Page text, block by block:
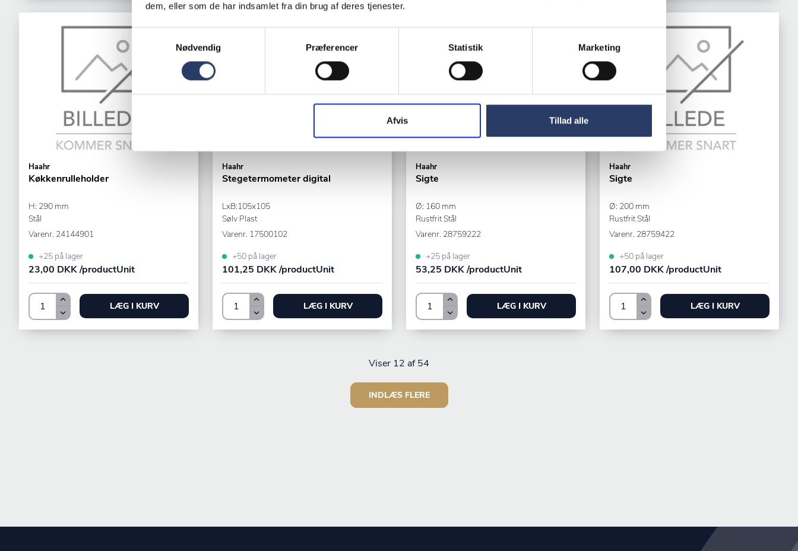
dem, eller som de har indsamlet fra din brug af deres tjenester.
Nødvendig
Præferencer Statistik Marketing
Afvis Tillad alle
Haahr
Køkkenrulleholder
H: 290 mm
Stål
Varenr. 24144901
+25 på lager
23,00 DKK /productUnit
LÆG I KURV
Haahr
Stegetermometer digital
LxB:105x105
Sølv Plast
Varenr. 17500102
+50 på lager
101,25 DKK /productUnit
LÆG I KURV
Haahr
Sigte
Ø: 160 mm
Rustfrit Stål
Varenr. 28759222
+25 på lager
53,25 DKK /productUnit
LÆG I KURV
Haahr
Sigte
Ø: 200 mm
Rustfrit Stål
Varenr. 28759422
+50 på lager
107,00 DKK /productUnit
LÆG I KURV
Viser 12 af 54
INDLÆS FLERE